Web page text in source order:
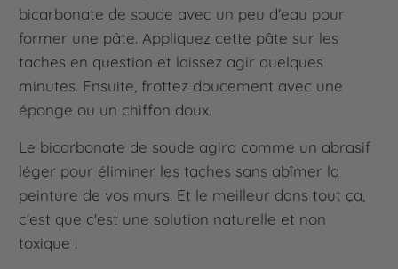
bicarbonate de soude avec un peu d'eau pour
former une pâte. Appliquez cette pâte sur les
taches en question et laissez agir quelques
minutes. Ensuite, frottez doucement avec une
éponge ou un chiffon doux.
Le bicarbonate de soude agira comme un abrasif
léger pour éliminer les taches sans abîmer la
peinture de vos murs. Et le meilleur dans tout ça,
c'est que c'est une solution naturelle et non
toxique !